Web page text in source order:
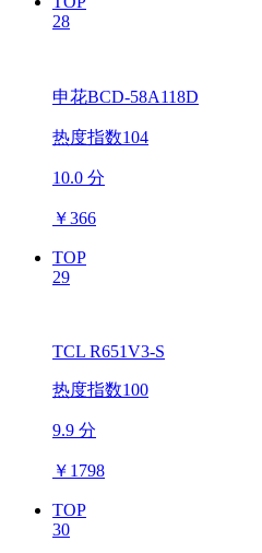
28
申花BCD-58A118D
热度指数104
10.0 分
￥366
TOP
29
TCL R651V3-S
热度指数100
9.9 分
￥ 1798
TOP
30